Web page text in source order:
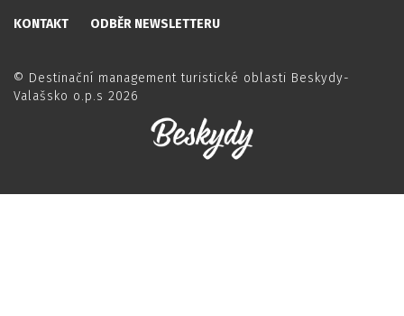
KONTAKT ODBĚR NEWSLETTERU
© Destinační management turistické oblasti Beskydy-
Valašsko o.p.s 2026